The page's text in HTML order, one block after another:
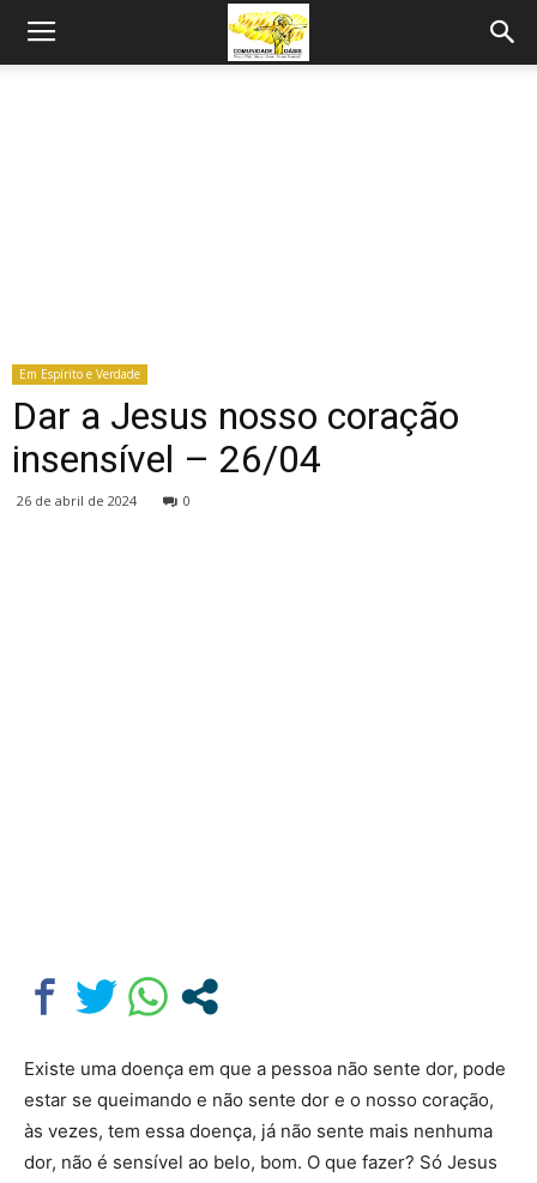
Em Espírito e Verdade
Dar a Jesus nosso coração
insensível – 26/04
26 de abril de 2024 0
Existe uma doença em que a pessoa não sente dor, pode
estar se queimando e não sente dor e o nosso coração,
às vezes, tem essa doença, já não sente mais nenhuma
dor, não é sensível ao belo, bom. O que fazer? Só Jesus